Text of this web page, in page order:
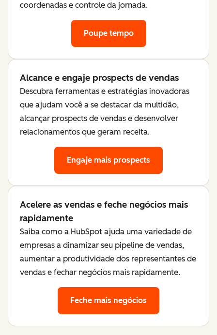
coordenadas e controle da jornada.
Poupe tempo
Alcance e engaje prospects de vendas
Descubra ferramentas e estratégias inovadoras
que ajudam você a se destacar da multidão,
alcançar prospects de vendas e desenvolver
relacionamentos que geram receita.
Engaje mais prospects
Acelere as vendas e feche negócios mais
rapidamente
Saiba como a HubSpot ajuda uma variedade de
empresas a dinamizar seu pipeline de vendas,
aumentar a produtividade dos representantes de
vendas e fechar negócios mais rapidamente.
Feche mais negócios